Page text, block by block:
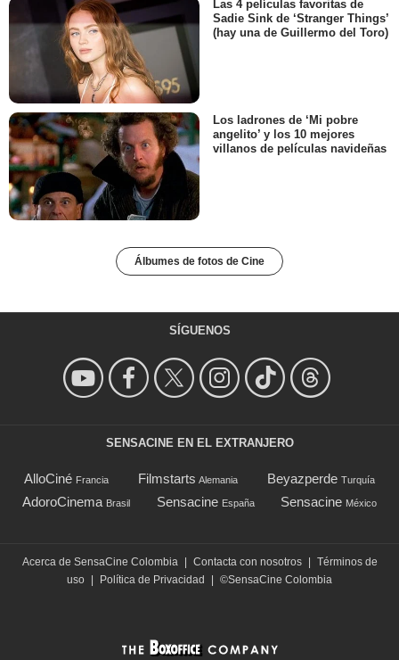
Las 4 películas favoritas de
Sadie Sink de ‘Stranger Things’
(hay una de Guillermo del Toro)
Los ladrones de ‘Mi pobre
angelito’ y los 10 mejores
villanos de películas navideñas
Álbumes de fotos de Cine
SÍGUENOS
SENSACINE EN EL EXTRANJERO
AlloCiné Francia Filmstarts Alemania Beyazperde Turquía
AdoroCinema Brasil Sensacine España Sensacine México
Acerca de SensaCine Colombia | Contacta con nosotros | Términos de
uso | Política de Privacidad | ©SensaCine Colombia